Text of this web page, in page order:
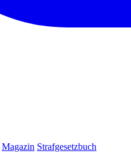
Magazin Strafgesetzbuch